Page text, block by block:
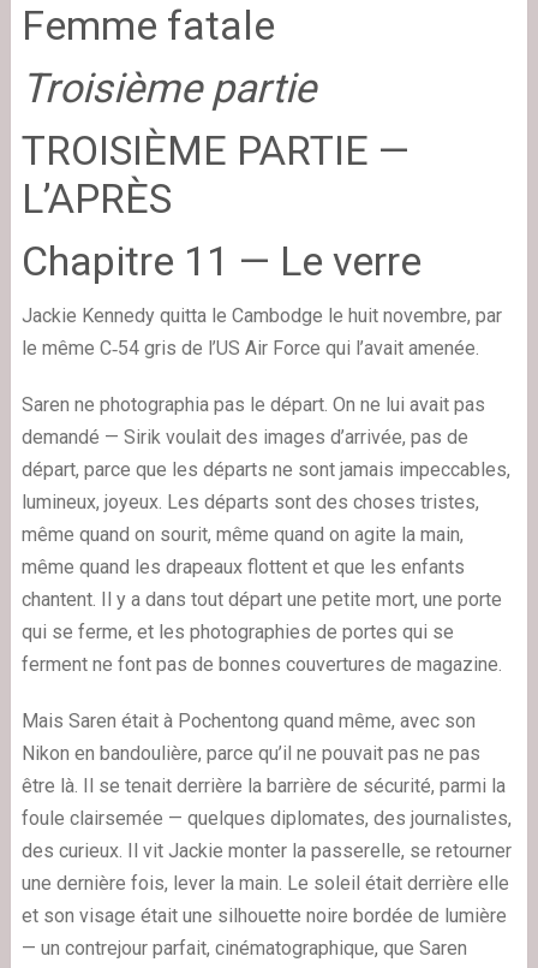
Femme fatale
Troisième partie
TROISIÈME PARTIE —
L’APRÈS
Chapitre 11 — Le verre
Jackie Kennedy quitta le Cambodge le huit novembre, par
le même C‑54 gris de l’US Air Force qui l’avait amenée.
Saren ne photographia pas le départ. On ne lui avait pas
demandé — Sirik voulait des images d’arrivée, pas de
départ, parce que les départs ne sont jamais impeccables,
lumineux, joyeux. Les départs sont des choses tristes,
même quand on sourit, même quand on agite la main,
même quand les drapeaux flottent et que les enfants
chantent. Il y a dans tout départ une petite mort, une porte
qui se ferme, et les photographies de portes qui se
ferment ne font pas de bonnes couvertures de magazine.
Mais Saren était à Pochentong quand même, avec son
Nikon en bandoulière, parce qu’il ne pouvait pas ne pas
être là. Il se tenait derrière la barrière de sécurité, parmi la
foule clairsemée — quelques diplomates, des journalistes,
des curieux. Il vit Jackie monter la passerelle, se retourner
une dernière fois, lever la main. Le soleil était derrière elle
et son visage était une silhouette noire bordée de lumière
— un contrejour parfait, cinématographique, que Saren